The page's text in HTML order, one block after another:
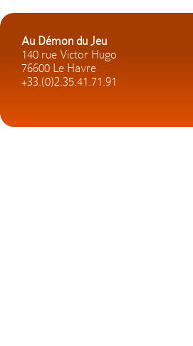
Au Démon du Jeu
140 rue Victor Hugo
76600 Le Havre
+33.(0)2.35.41.71.91